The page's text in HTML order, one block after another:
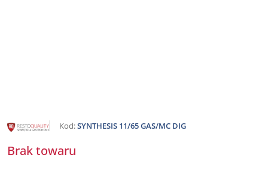
NAZWA
PRODUCENTA:
QUALITY
Kod:SYNTHESIS 11/65 GAS/MC DIG
Brak towaru